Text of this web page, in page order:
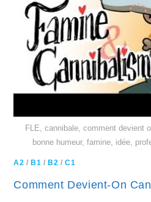
FLE, cannibale, comment devient
bonne humeur, famine, idée,
A2 /B1 /B2 /C1
Comment Devient-On